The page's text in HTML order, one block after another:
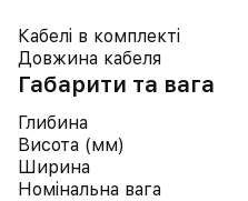
Кабелі в комплекті
Довжина кабеля
Габарити та вага
Глибина
Висота (мм)
Ширина
Номінальна вага